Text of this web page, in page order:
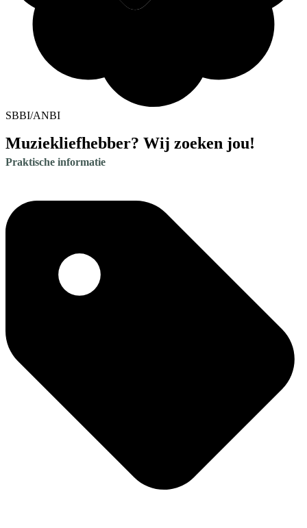
SBBI/ANBI
Muziekliefhebber? Wij zoeken jou!
Praktische informatie